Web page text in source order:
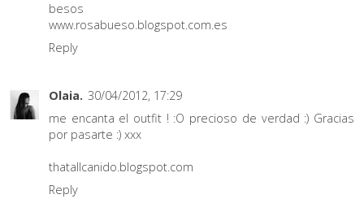
besos
www.rosabueso.blogspot.com.es
Reply
Olaia. 30/04/2012, 17:29
me encanta el outfit ! :O precioso de verdad :) Gracias
por pasarte :) xxx
thatallcanido.blogspot.com
Reply